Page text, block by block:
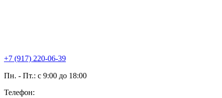
+7 (917) 220-06-39
Пн. - Пт.: с 9:00 до 18:00
Телефон: